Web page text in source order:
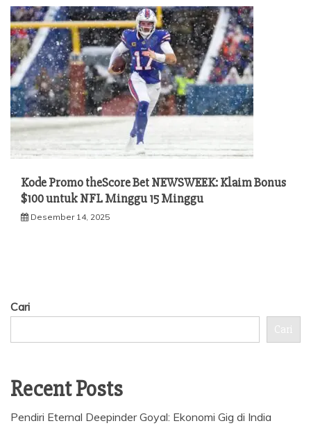
Kode Promo theScore Bet NEWSWEEK: Klaim Bonus
$100 untuk NFL Minggu 15 Minggu
Desember 14, 2025
Cari
Cari
Recent Posts
Pendiri Eternal Deepinder Goyal: Ekonomi Gig di India